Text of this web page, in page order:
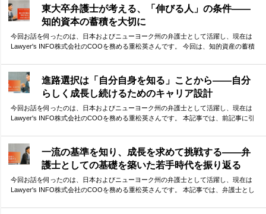
信頼構築の必要性。弁護士として、自らもネットワークを活かしてダイナミックに
活躍されてきた重松さんが、体験談をもとに語ってくださりました。
東大卒弁護士が考える、「伸びる人」の条件——
知的資本の蓄積を大切に
今回お話を伺ったのは、日本およびニューヨーク州の弁護士として活躍し、現在は
Lawyer's INFO株式会社のCOOを務める重松英さんです。 今回は、知的資産の蓄積
な差がどんどん積み重なり、最終的には大きな差として現れる受験勉強の中で、少
しでも早い段階から意識しておくべきことは何か。貴重なお話を伺うことができま
した。
進路選択は「自分自身を知る」ことから——自分
らしく成長し続けるためのキャリア設計
今回お話を伺ったのは、日本およびニューヨーク州の弁護士として活躍し、現在は
Lawyer's INFO株式会社のCOOを務める重松英さんです。 本記事では、前記事に引
た、キャリア選択についてのお考えや、これからキャリアを考える方々へのアドバ
イスもお伺いしました。 現在進路選択に迷っている方にとっても、参考となる指針
がつまった内容となっています。
一流の基準を知り、成長を求めて挑戦する——弁
護士としての基礎を築いた若手時代を振り返る
今回お話を伺ったのは、日本およびニューヨーク州の弁護士として活躍し、現在は
Lawyer's INFO株式会社のCOOを務める重松英さんです。 本記事では、弁護士とし
だきました。 ファーストキャリアで学んだ、一流事務所の仕事の基準。そして、さ